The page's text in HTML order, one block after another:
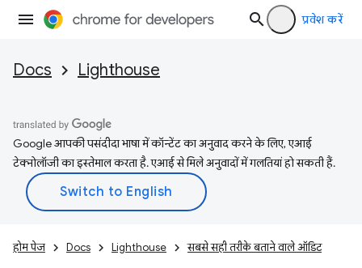
प्रवेश करें
Docs Lighthouse
Google आपकी पसंदीदा भाषा में कॉन्टेंट का अनुवाद करने के लिए, एआई
टेक्नोलॉजी का इस्तेमाल करता है. एआई से मिले अनुवादों में गलतियां हो सकती हैं.
होम पेज Docs Lighthouse सबसे सही तरीके बताने वाले ऑडिट